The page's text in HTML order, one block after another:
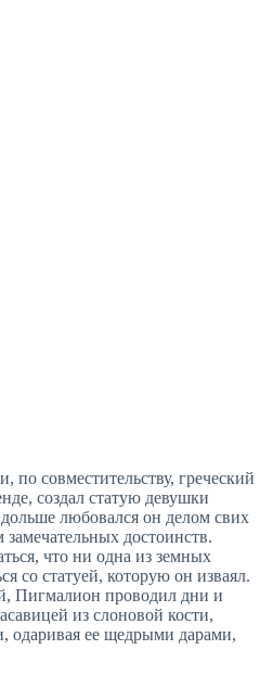
совместительству, греческий
создал статую девушки
любовался он делом свих
достоинств.
что ни одна из земных
со статуей, которую он изваял.
Пигмалион проводил дни и
из слоновой кости,
одаривая ее щедрыми дарами,